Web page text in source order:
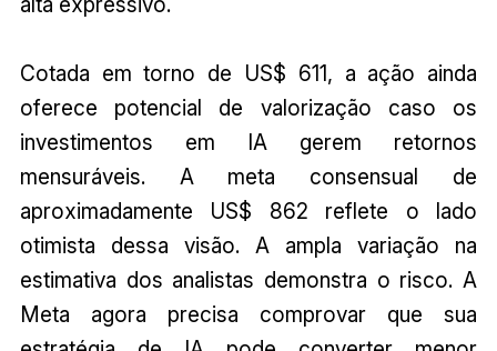
Cotada em torno de US$ 611, a ação ainda
oferece potencial de valorização caso os
investimentos em IA gerem retornos
mensuráveis. A meta consensual de
aproximadamente US$ 862 reflete o lado
otimista dessa visão. A ampla variação na
estimativa dos analistas demonstra o risco. A
Meta agora precisa comprovar que sua